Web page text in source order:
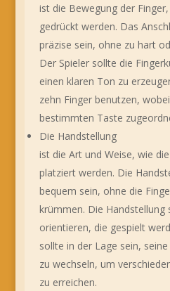
ist die Bewegung der
gedrückt werden. Das
präzise sein, ohne zu hart
Der Spieler sollte die
einen klaren Ton zu
zehn Finger benutzen,
bestimmten Taste
Die Handstellung
ist die Art und Weise, wie
platziert werden. Die
bequem sein, ohne die
krümmen. Die
orientieren, die gespielt
sollte in der Lage sein,
zu wechseln, um
zu erreichen.